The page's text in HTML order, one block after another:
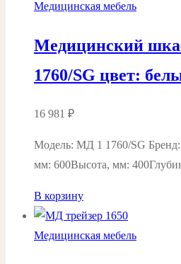
Медицинская мебель
Медицинский
1760/SG цвет:
16 981 ₽
Модель: МД 1 1760/SG
мм: 600Высота, мм:
В корзину
Медицинская мебель